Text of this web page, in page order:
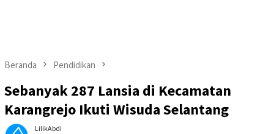
Beranda Pendidikan
Sebanyak 287 Lansia di Kecamatan
Karangrejo Ikuti Wisuda Selantang
LilikAbdi